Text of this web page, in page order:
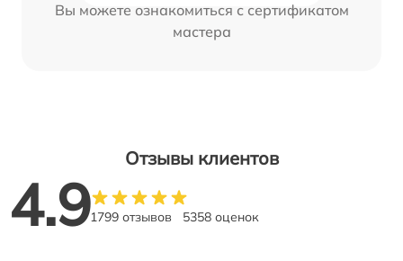
Вы можете ознакомиться с сертификатом
мастера
Отзывы клиентов
4.91799 отзывов 5358 оценок